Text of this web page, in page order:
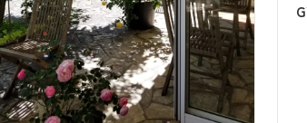
GYA-TORU KINO和歌山市駅店